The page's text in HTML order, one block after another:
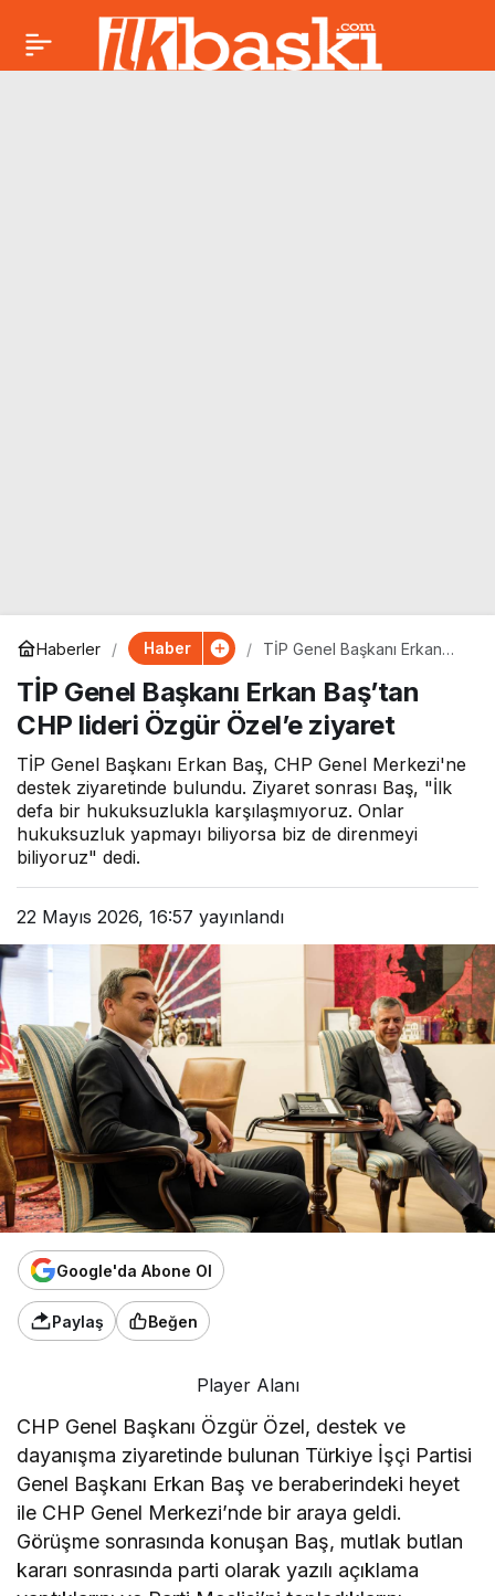
Haberler Haber
TİP Genel Başkanı Erkan
Özel’e ziyaret
TİP Genel Başkanı Erkan Baş’tan
CHP lideri Özgür Özel’e ziyaret
TİP Genel Başkanı Erkan Baş, CHP Genel Merkezi'ne
destek ziyaretinde bulundu. Ziyaret sonrası Baş, "İlk
defa bir hukuksuzlukla karşılaşmıyoruz. Onlar
hukuksuzluk yapmayı biliyorsa biz de direnmeyi
biliyoruz" dedi.
22 Mayıs 2026, 16:57 yayınlandı
Google'da Abone Ol
Paylaş Beğen
Player Alanı
CHP Genel Başkanı Özgür Özel, destek ve
dayanışma ziyaretinde bulunan Türkiye İşçi Partisi
Genel Başkanı Erkan Baş ve beraberindeki heyet
ile CHP Genel Merkezi’nde bir araya geldi.
Görüşme sonrasında konuşan Baş, mutlak butlan
kararı sonrasında parti olarak yazılı açıklama
Cumhurbaşkanı